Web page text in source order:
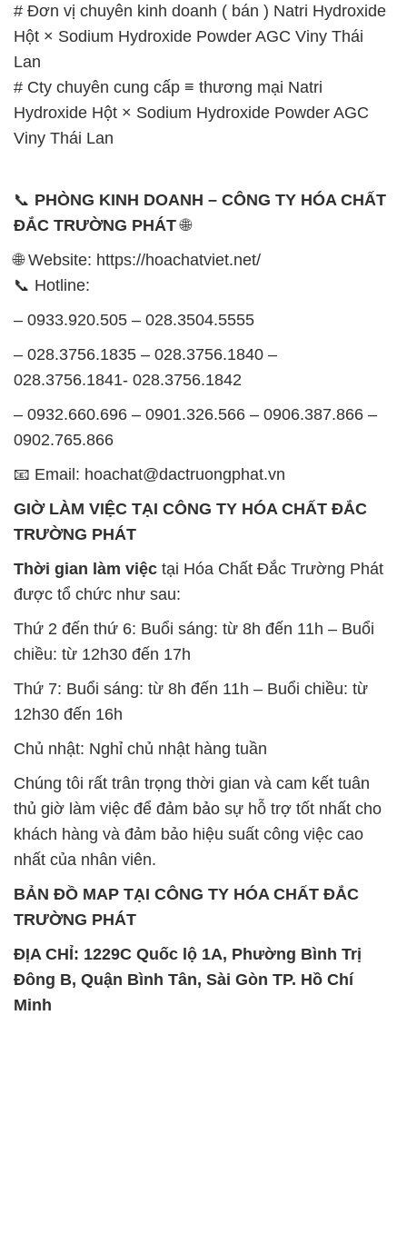
# Đơn vị chuyên kinh doanh ( bán ) Natri Hydroxide
Hột × Sodium Hydroxide Powder AGC Viny Thái
Lan
# Cty chuyên cung cấp ≡ thương mại Natri
Hydroxide Hột × Sodium Hydroxide Powder AGC
Viny Thái Lan
📞 PHÒNG KINH DOANH – CÔNG TY HÓA CHẤT
ĐẮC TRƯỜNG PHÁT🌐
🌐 Website: https://hoachatviet.net/
📞 Hotline:
– 0933.920.505 – 028.3504.5555
– 028.3756.1835 – 028.3756.1840 –
028.3756.1841- 028.3756.1842
– 0932.660.696 – 0901.326.566 – 0906.387.866 –
0902.765.866
📧 Email: hoachat@dactruongphat.vn
GIỜ LÀM VIỆC TẠI CÔNG TY HÓA CHẤT ĐẮC
TRƯỜNG PHÁT
Thời gian làm việc tại Hóa Chất Đắc Trường Phát
được tổ chức như sau:
Thứ 2 đến thứ 6: Buổi sáng: từ 8h đến 11h – Buổi
chiều: từ 12h30 đến 17h
Thứ 7: Buổi sáng: từ 8h đến 11h – Buổi chiều: từ
12h30 đến 16h
Chủ nhật: Nghỉ chủ nhật hàng tuần
Chúng tôi rất trân trọng thời gian và cam kết tuân
thủ giờ làm việc để đảm bảo sự hỗ trợ tốt nhất cho
khách hàng và đảm bảo hiệu suất công việc cao
nhất của nhân viên.
BẢN ĐỒ MAP TẠI CÔNG TY HÓA CHẤT ĐẮC
TRƯỜNG PHÁT
ĐỊA CHỈ: 1229C Quốc lộ 1A, Phường Bình Trị
Đông B, Quận Bình Tân, Sài Gòn TP. Hồ Chí
Minh